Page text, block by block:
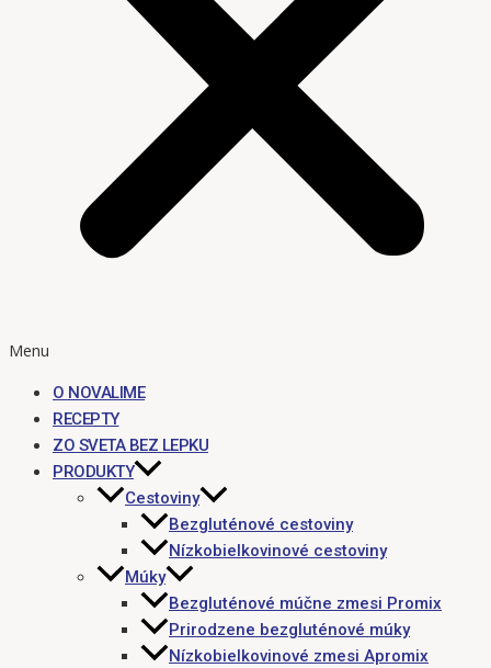
Menu
O NOVALIME
RECEPTY
ZO SVETA BEZ LEPKU
PRODUKTY
Cestoviny
Bezgluténové cestoviny
Nízkobielkovinové cestoviny
Múky
Bezgluténové múčne zmesi Promix
Prirodzene bezgluténové múky
Nízkobielkovinové zmesi Apromix